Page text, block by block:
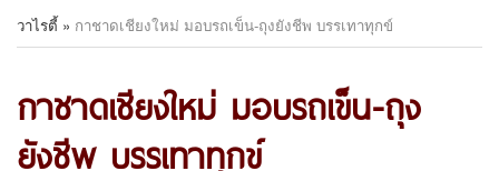
วาไรตี้ » กาชาดเชียงใหม่ มอบรถเข็น-ถุงยังชีพ บรรเทาทุกข์
กาชาดเชียงใหม่ มอบรถเข็น-ถุง
ยังชีพ บรรเทาทุกข์